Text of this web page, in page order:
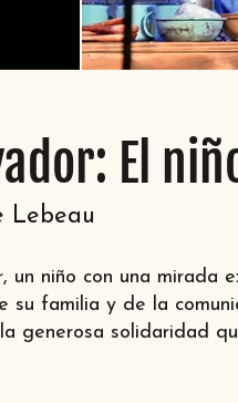
El
Lebeau
un niño con una mirada
su familia y de la
generosa solidaridad